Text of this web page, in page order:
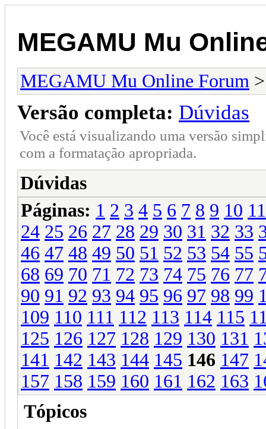
MEGAMU Mu
MEGAMU Mu Online Forum
Versão completa: Dúvidas
Você está visualizando uma versão
com a formatação apropriada.
Dúvidas
Páginas: 1 2 3 4 5 6 7 8 9 10 11
24 25 26 27 28 29 30 31 32 33
46 47 48 49 50 51 52 53 54 55
68 69 70 71 72 73 74 75 76 77
90 91 92 93 94 95 96 97 98 99
109 110 111 112 113 114 115
125 126 127 128 129 130 131
141 142 143 144 145 146 147
157 158 159 160 161 162 163
Tópicos